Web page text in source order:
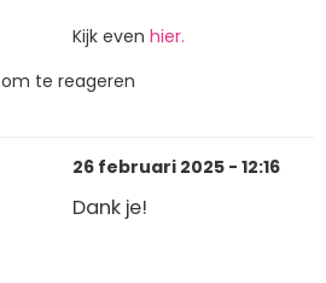
Kijk even hier.
om te reageren
26 februari 2025 - 12:16
Dank je!